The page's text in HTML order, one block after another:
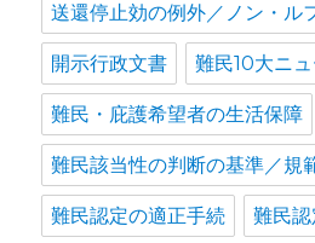
送還停止効の例外／ノン・ル
開示行政文書 難民10大ニ
難民・庇護希望者の生活保障
難民該当性の判断の基準／規
難民認定の適正手続 難民